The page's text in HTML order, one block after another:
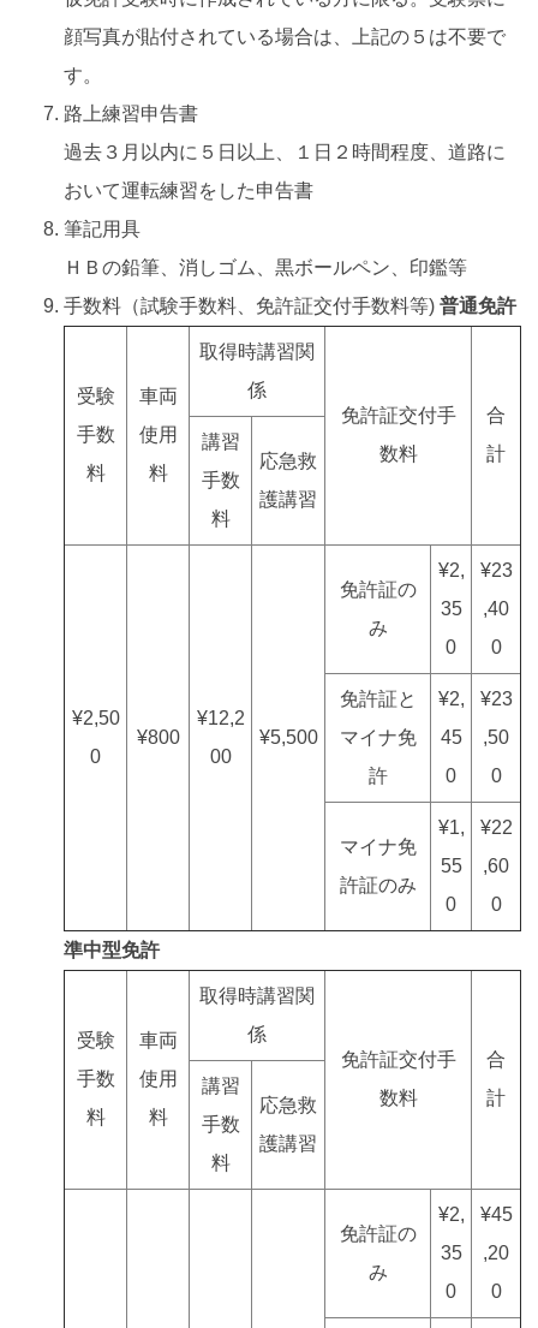
顔写真が貼付されている場合は、上記の５は不要で
す。
路上練習申告書
過去３月以内に５日以上、１日２時間程度、道路に
おいて運転練習をした申告書
筆記用具
ＨＢの鉛筆、消しゴム、黒ボールペン、印鑑等
手数料（試験手数料、免許証交付手数料等)普通免許
受験
手数
料
車両
使用
料
取得時講習関
係
免許証交付手
数料
合
計
講習
手数
料
応急救
護講習
¥2,50
0
¥800
¥12,2
00
¥5,500
免許証の
み
¥2,
35
0
¥23
,40
0
免許証と
マイナ免
許
¥2,
45
0
¥23
,50
0
マイナ免
許証のみ
¥1,
55
0
¥22
,60
0
準中型免許
受験
手数
料
車両
使用
料
取得時講習関
係
免許証交付手
数料
合
計
講習
手数
料
応急救
護講習
免許証の
み
¥2,
35
0
¥45
,20
0